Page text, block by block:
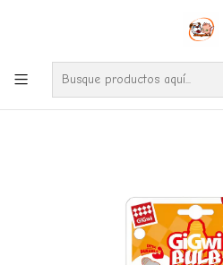
Envíos gratuitos por compras desde
Ve nuestras zonas de
Inicio Perros
Juguete Perro Dispensador